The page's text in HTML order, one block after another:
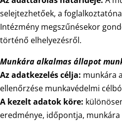
selejtezhetőek, a
Intézmény megszűnésekor
történő elhelyezésről.
Munkára alkalmas állapot
Az adatkezelés célja: munkára
ellenőrzése munkavédelmi
A kezelt adatok köre:
eredménye, időpontja,